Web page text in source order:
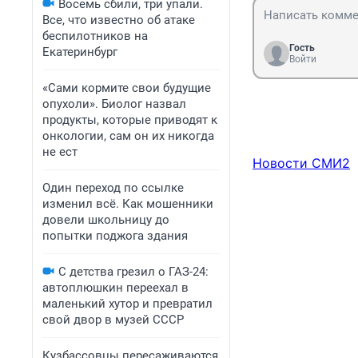
Восемь сбили, три упали.
Все, что известно об атаке
беспилотников на
Екатеринбург
«Сами кормите свои будущие
опухоли». Биолог назвал
продукты, которые приводят к
онкологии, сам он их никогда
не ест
Один переход по ссылке
изменил всё. Как мошенники
довели школьницу до
попытки поджога здания
С детства грезил о ГАЗ-24:
автоплюшкин переехал в
маленький хутор и превратил
свой двор в музей СССР
Гость
Войти
Новости СМИ2